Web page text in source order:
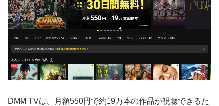
DMM TVは、月額550円で約19万本の作品が視聴できるた